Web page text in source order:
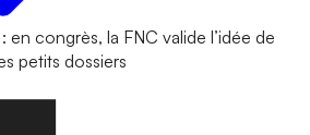
en congrès, la FNC valide l’idée de
petits dossiers